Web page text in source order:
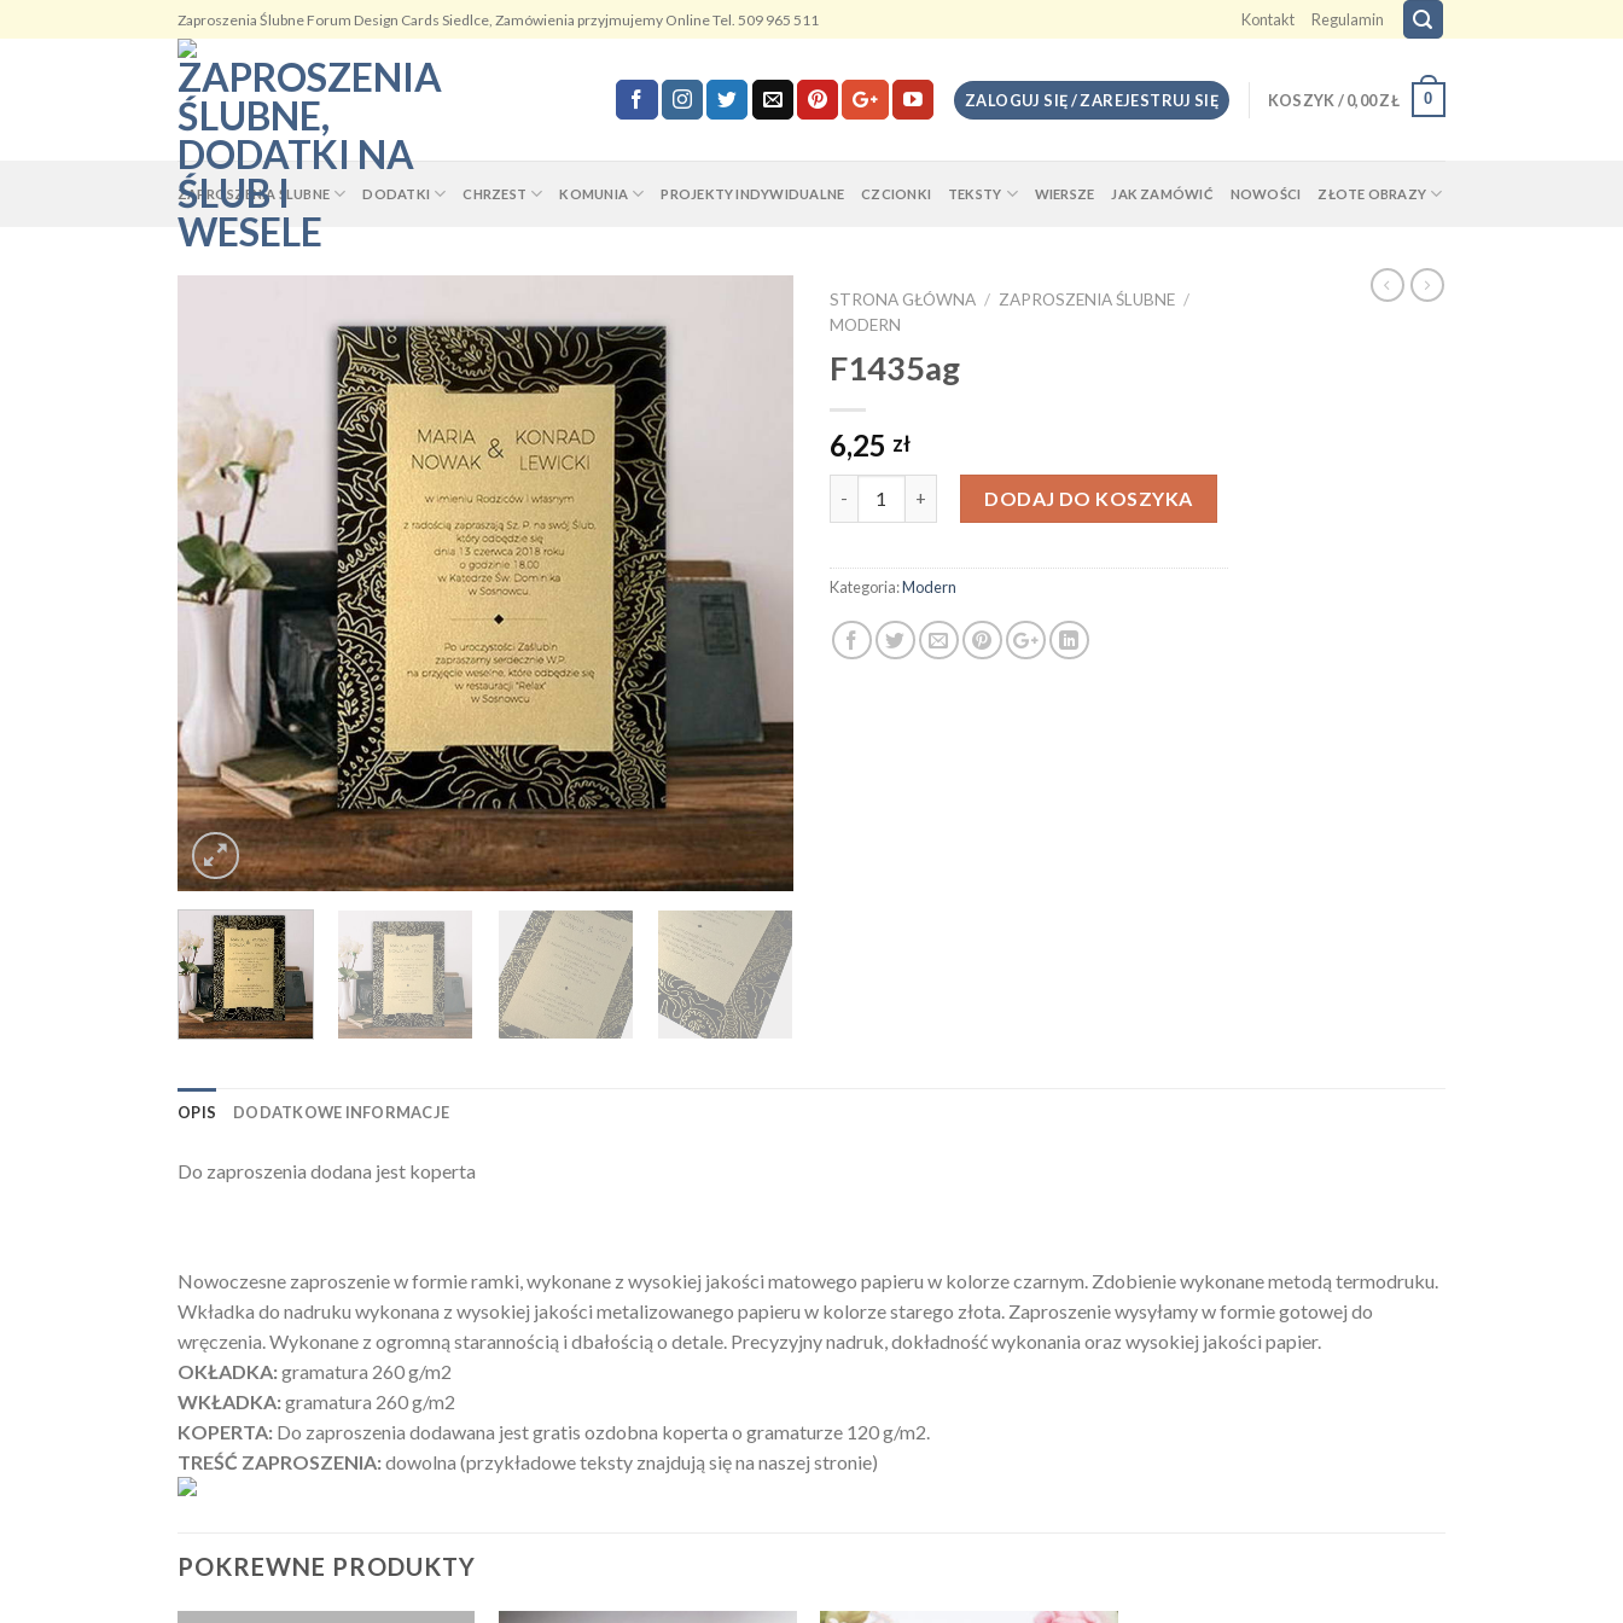
to
Zaproszenia Ślubne Forum Design Cards Siedlce, Zamówienia przyjmujemy Online Tel. 509 965 511 Kontakt Regulamin
ZALOGUJ SIĘ / ZAREJESTRUJ SIĘ KOSZYK /0,00ZŁ 0
ZAPROSZENIA ŚLUBNE DODATKI CHRZEST KOMUNIA PROJEKTY INDYWIDUALNE CZCIONKI TEKSTY WIERSZE JAK ZAMÓWIĆ NOWOŚCI ZŁOTE OBRAZY
STRONA GŁÓWNA / ZAPROSZENIA ŚLUBNE /
MODERN
F1435ag
6,25 zł
DODAJ DO KOSZYKA
Kategoria:Modern
OPIS DODATKOWE INFORMACJE
Do zaproszenia dodana jest koperta
Nowoczesne zaproszenie w formie ramki, wykonane z wysokiej jakości matowego papieru w kolorze czarnym. Zdobienie wykonane metodą termodruku.
Wkładka do nadruku wykonana z wysokiej jakości metalizowanego papieru w kolorze starego złota. Zaproszenie wysyłamy w formie gotowej do
wręczenia. Wykonane z ogromną starannością i dbałością o detale. Precyzyjny nadruk, dokładność wykonania oraz wysokiej jakości papier.
OKŁADKA:gramatura 260 g/m2
WKŁADKA:gramatura 260 g/m2
KOPERTA: Do zaproszenia dodawana jest gratis ozdobna koperta o gramaturze 120 g/m2.
TREŚĆ ZAPROSZENIA:dowolna (przykładowe teksty znajdują się na naszej stronie)
POKREWNE PRODUKTY